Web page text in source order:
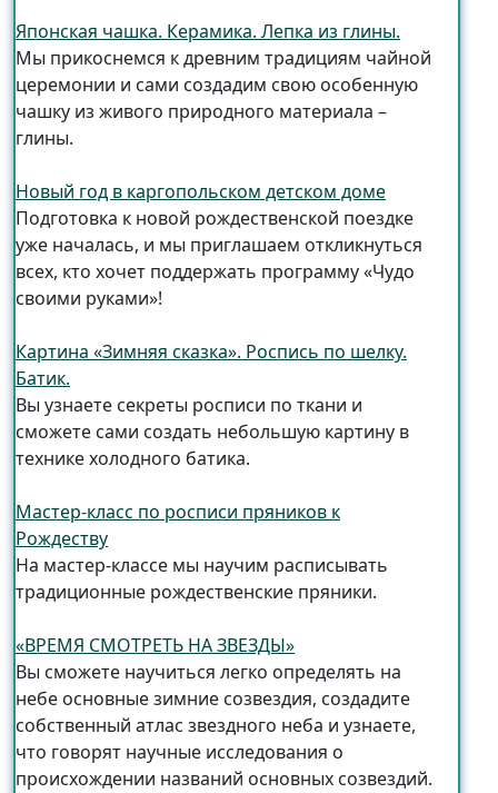
Японская чашка. Керамика. Лепка из глины.
Мы прикоснемся к древним традициям чайной
церемонии и сами создадим свою особенную
чашку из живого природного материала –
глины.
Новый год в каргопольском детском доме
Подготовка к новой рождественской поездке
уже началась, и мы приглашаем откликнуться
всех, кто хочет поддержать программу «Чудо
своими руками»!
Картина «Зимняя сказка». Роспись по шелку.
Батик.
Вы узнаете секреты росписи по ткани и
сможете сами создать небольшую картину в
технике холодного батика.
Мастер-класс по росписи пряников к
Рождеству
На мастер-классе мы научим расписывать
традиционные рождественские пряники.
«ВРЕМЯ СМОТРЕТЬ НА ЗВЕЗДЫ»
Вы сможете научиться легко определять на
небе основные зимние созвездия, создадите
собственный атлас звездного неба и узнаете,
что говорят научные исследования о
происхождении названий основных созвездий.